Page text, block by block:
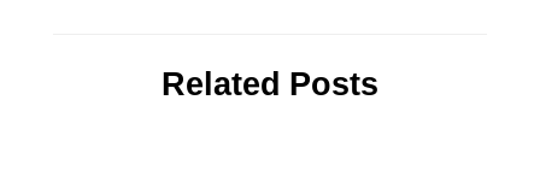
Related Posts